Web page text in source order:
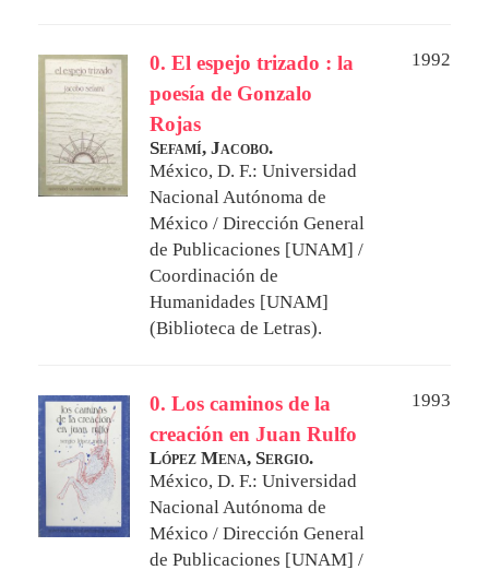
0. El espejo trizado : la
poesía de Gonzalo
Rojas
1992
Sefamí, Jacobo.
México, D. F.: Universidad
Nacional Autónoma de
México / Dirección General
de Publicaciones [UNAM] /
Coordinación de
Humanidades [UNAM]
(Biblioteca de Letras).
0. Los caminos de la
creación en Juan Rulfo
1993
López Mena, Sergio.
México, D. F.: Universidad
Nacional Autónoma de
México / Dirección General
de Publicaciones [UNAM] /